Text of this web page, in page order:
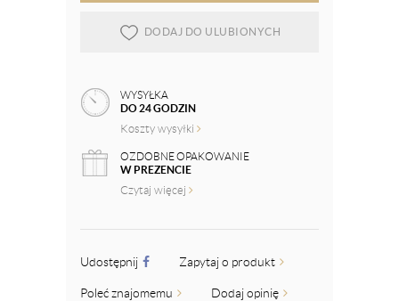
DODAJ DO ULUBIONYCH
WYSYŁKA
DO 24 GODZIN
Koszty wysyłki
OZDOBNE OPAKOWANIE
W PREZENCIE
Czytaj więcej
Udostępnij Zapytaj o produkt
Poleć znajomemu Dodaj opinię